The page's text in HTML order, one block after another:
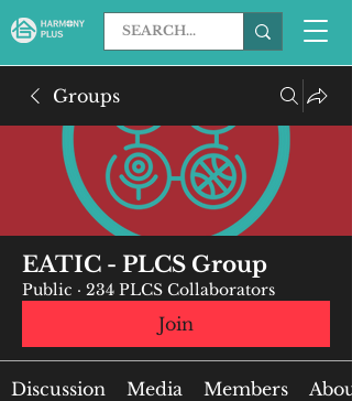
Groups
EATIC - PLCS Group
Public · 234 PLCS Collaborators
Join
Discussion Media Members About